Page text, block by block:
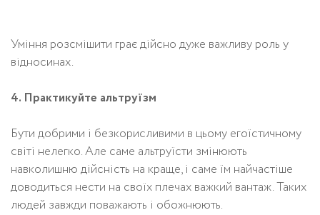
Уміння розсмішити грає дійсно дуже важливу роль у
відносинах.
4. Практикуйте альтруїзм
Бути добрими і безкорисливими в цьому егоїстичному
світі нелегко. Але саме альтруїсти змінюють
навколишню дійсність на краще, і саме їм найчастіше
доводиться нести на своїх плечах важкий вантаж. Таких
людей завжди поважають і обожнюють.